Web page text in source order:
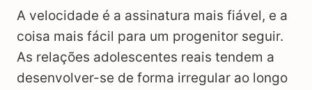
A velocidade é a assinatura mais fiável, e a
coisa mais fácil para um progenitor seguir.
As relações adolescentes reais tendem a
desenvolver-se de forma irregular ao longo